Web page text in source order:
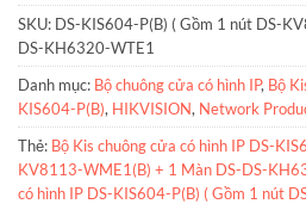
SKU: DS-KIS604-P(B) ( Gồm 1 nút DS-
DS-KH6320-WTE1
Danh mục: Bộ chuông cửa có hình IP, Bộ
KIS604-P(B), HIKVISION, Network
Thẻ: Bộ Kis chuông cửa có hình IP DS-
KV8113-WME1(B) + 1 Màn DS-DS-
có hình IP DS-KIS604-P(B) ( Gồm 1 nút